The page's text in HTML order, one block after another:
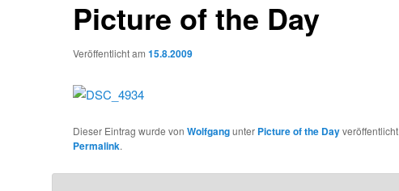
Picture of the Day
Veröffentlicht am 15.8.2009
Dieser Eintrag wurde von Wolfgangunter Picture of the Day
Permalink.